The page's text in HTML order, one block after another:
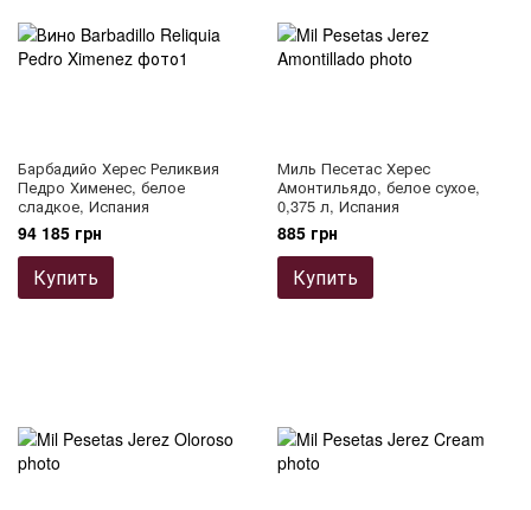
Барбадийо Херес Реликвия
Педро Хименес, белое
сладкое, Испания
94 185 грн
Купить
Миль Песетас Херес
Амонтильядо, белое сухое,
0,375 л, Испания
885 грн
Купить